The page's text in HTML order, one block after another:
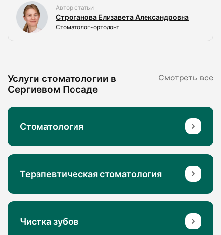
Автор статьи
Строганова Елизавета Александровна
Стоматолог-ортодонт
Услуги стоматологии в
Сергиевом Посаде
Смотреть все
Стоматология
Терапевтическая стоматология
Чистка зубов